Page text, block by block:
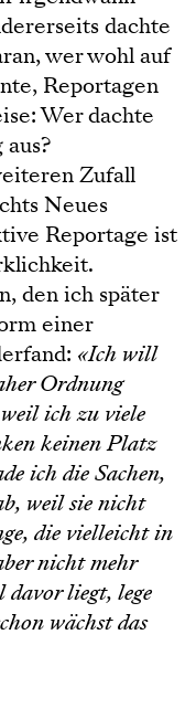
dachte
wer wohl auf
Reportagen
Wer dachte
Zufall
Neues
Reportage ist
den ich später
einer
«Ich will
Ordnung
ich zu viele
keinen Platz
ich die Sachen,
weil sie nicht
die vielleicht in
nicht mehr
liegt, lege
wächst das